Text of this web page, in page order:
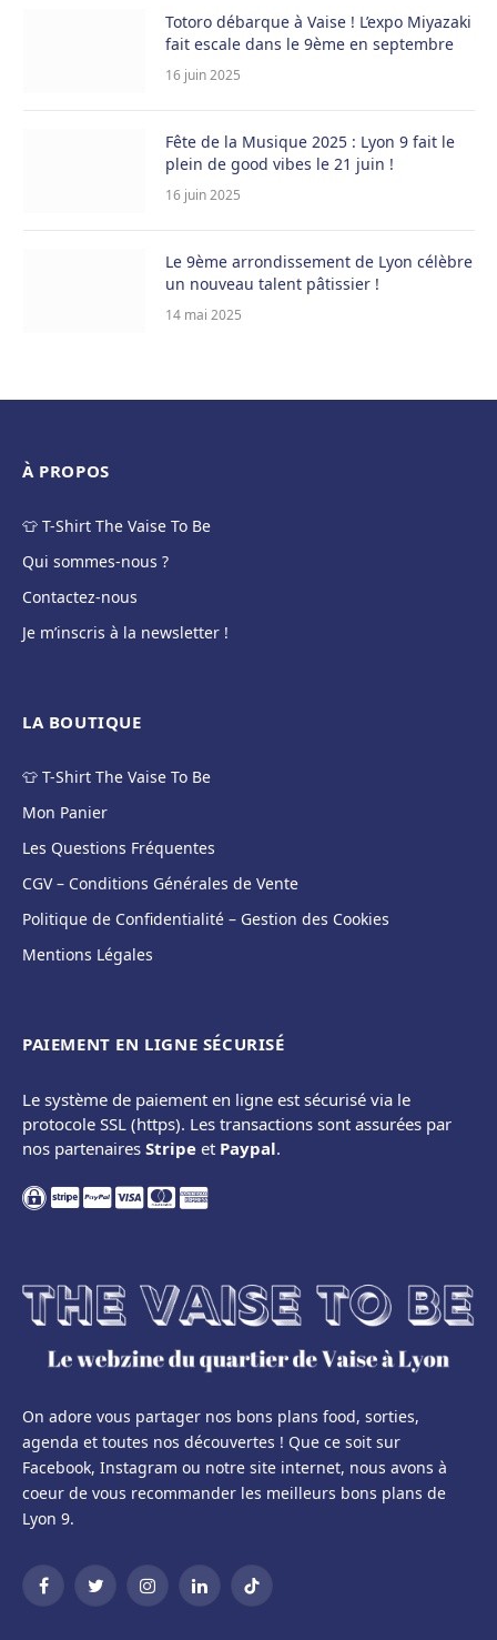
Totoro débarque à Vaise ! L’expo Miyazaki
fait escale dans le 9ème en septembre
16 juin 2025
Fête de la Musique 2025 : Lyon 9 fait le
plein de good vibes le 21 juin !
16 juin 2025
Le 9ème arrondissement de Lyon célèbre
un nouveau talent pâtissier !
14 mai 2025
À PROPOS
👕 T-Shirt The Vaise To Be
Qui sommes-nous ?
Contactez-nous
Je m’inscris à la newsletter !
LA BOUTIQUE
👕 T-Shirt The Vaise To Be
Mon Panier
Les Questions Fréquentes
CGV – Conditions Générales de Vente
Politique de Confidentialité – Gestion des Cookies
Mentions Légales
PAIEMENT EN LIGNE SÉCURISÉ
Le système de paiement en ligne est sécurisé via le
protocole SSL (https). Les transactions sont assurées par
nos partenaires Stripe et Paypal.
On adore vous partager nos bons plans food, sorties,
agenda et toutes nos découvertes ! Que ce soit sur
Facebook, Instagram ou notre site internet, nous avons à
coeur de vous recommander les meilleurs bons plans de
Lyon 9.
FacebookTwitterInstagramLinkedInTikTok